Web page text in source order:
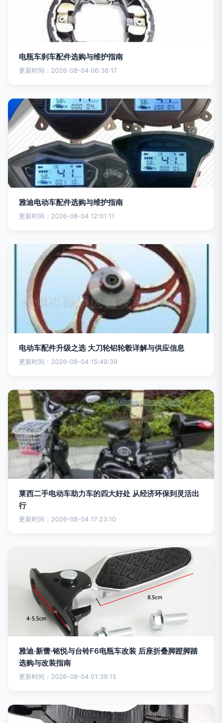
电瓶车刹车配件选购与维护指南
更新时间：2026-08-04 06:36:17
雅迪电动车配件选购与维护指南
更新时间：2026-08-04 12:01:11
电动车配件升级之选 大刀轮铝轮毂详解与供应信息
更新时间：2026-08-04 15:49:39
莱西二手电动车助力车的四大好处 从经济环保到灵活出
行
更新时间：2026-08-04 17:23:10
雅迪·新蕾·铭悦与台铃F6电瓶车改装 后座折叠脚蹬脚踏
选购与改装指南
更新时间：2026-08-04 01:39:15